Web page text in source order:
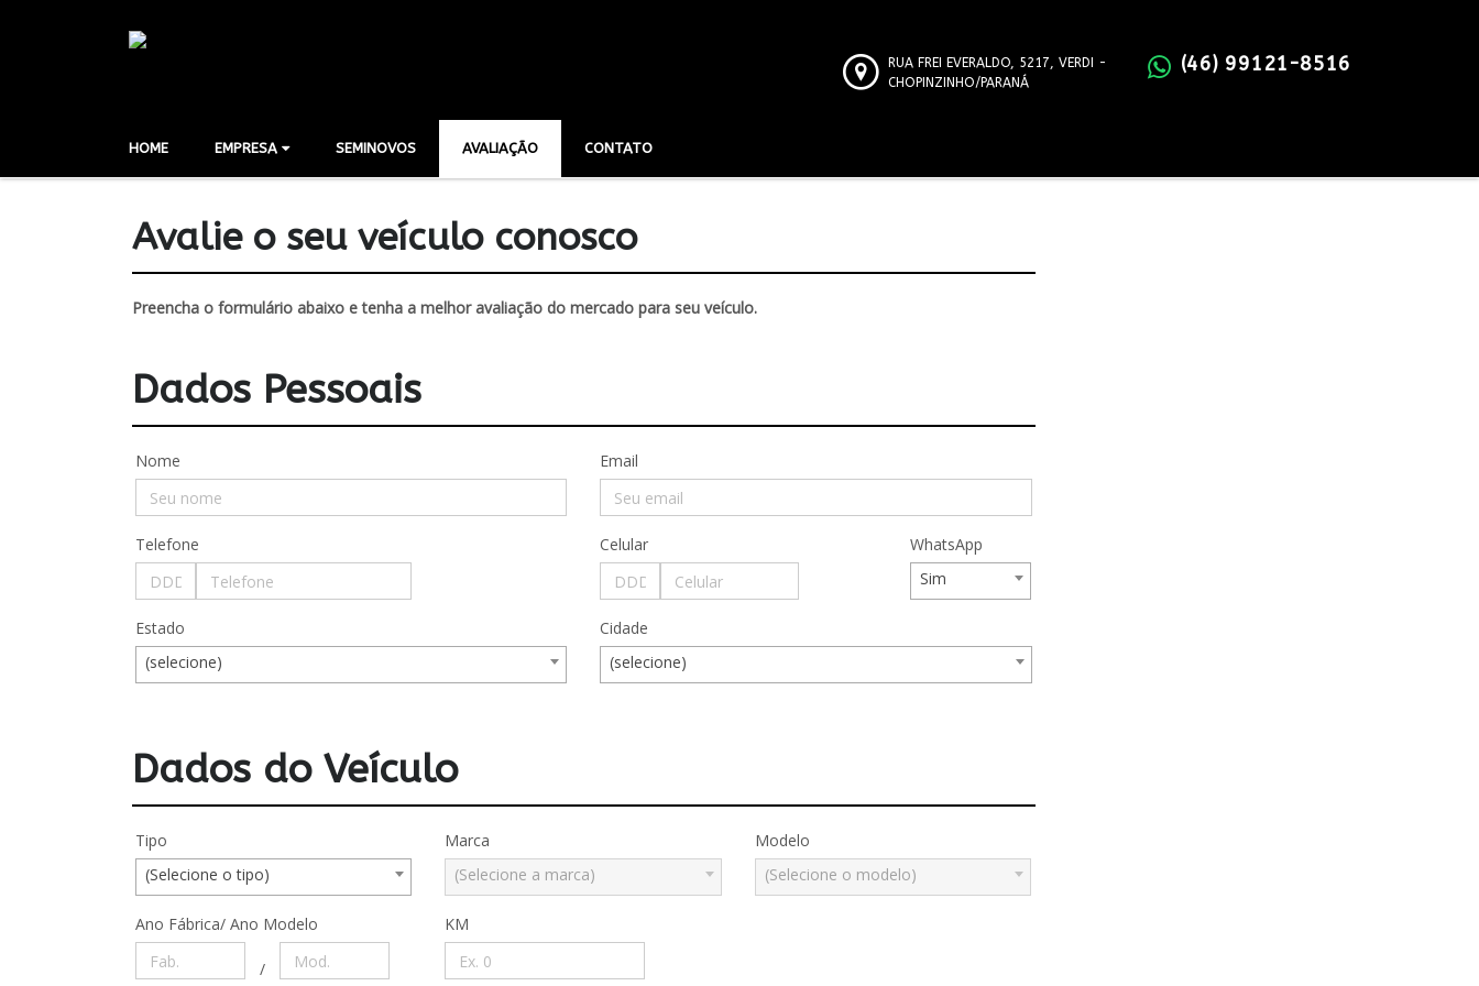
(46) 99121-8516
RUA FREI EVERALDO, 5217, VERDI -
CHOPINZINHO/PARANÁ
HOME EMPRESA SEMINOVOS AVALIAÇÃO CONTATO
Avalie o seu veículo conosco
Preencha o formulário abaixo e tenha a melhor avaliação do mercado para seu veículo.
Dados Pessoais
Nome Email
Telefone Celular
WhatsApp
Sim
Estado
(selecione)
Cidade
(selecione)
Dados do Veículo
Tipo
(Selecione o tipo)
Marca
(Selecione a marca)
Modelo
(Selecione o modelo)
Ano Fábrica/ Ano Modelo
/
KM